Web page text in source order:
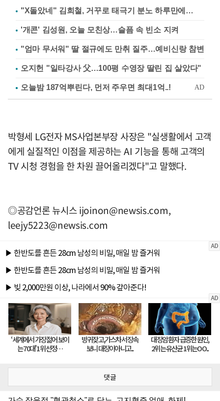
"X돌았네" 김희철, 거꾸로 태극기 분노 하루만에…
'개콘' 김성원, 오늘 모친상…슬픔 속 빈소 지켜
"엄마 무서워" 딸 절규에도 만취 질주…예비신랑 참변
오지헌 "일타강사 父…100평 수영장 딸린 집 살았다"
박형세 LG전자 MS사업본부장 사장은 "실생활에서 고객
에게 실질적인 이점을 제공하는 AI 기능을 통해 고객의
TV 시청 경험을 한 차원 끌어올리겠다"고 말했다.
◎공감언론 뉴시스ijoinon@newsis.com,
leejy5223@newsis.com
댓글